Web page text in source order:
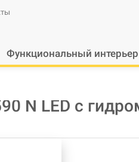
Функциональный интерьер
N LED с